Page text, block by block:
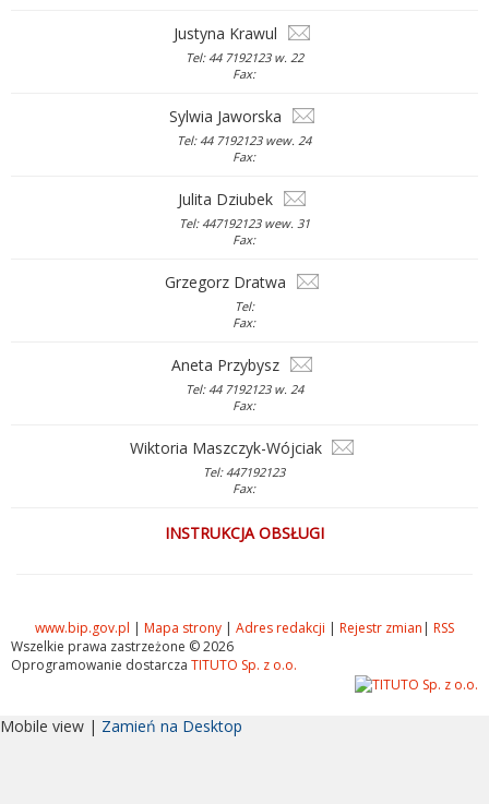
Justyna Krawul
Tel: 44 7192123 w. 22
Fax:
Sylwia Jaworska
Tel: 44 7192123 wew. 24
Fax:
Julita Dziubek
Tel: 447192123 wew. 31
Fax:
Grzegorz Dratwa
Tel:
Fax:
Aneta Przybysz
Tel: 44 7192123 w. 24
Fax:
Wiktoria Maszczyk-Wójciak
Tel: 447192123
Fax:
INSTRUKCJA OBSŁUGI
www.bip.gov.pl | Mapa strony | Adres redakcji | Rejestr zmian | RSS
Wszelkie prawa zastrzeżone © 2026
Oprogramowanie dostarcza TITUTO Sp. z o.o.
Mobile view | Zamień na Desktop